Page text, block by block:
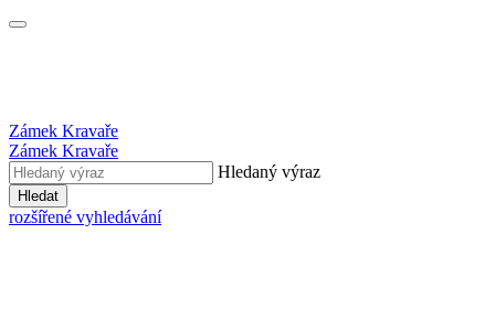
Zámek Kravaře
Zámek Kravaře
Hledaný výraz
Hledat
rozšířené vyhledávání